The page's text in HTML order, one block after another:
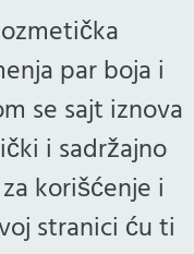
par boja i
se sajt iznova
i sadržajno
korišćenje i
stranici ću ti